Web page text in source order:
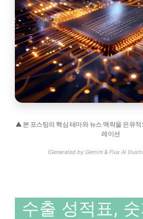
▲ 본 포스팅의 핵심 테마와 뉴스 맥락을 은유
레이션
(Generated by Gemini & Flux AI
수출 성적표,